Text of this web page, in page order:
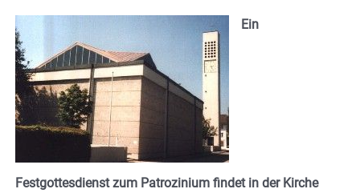
Ein
Festgottesdienst zum Patrozinium findet in der Kirche